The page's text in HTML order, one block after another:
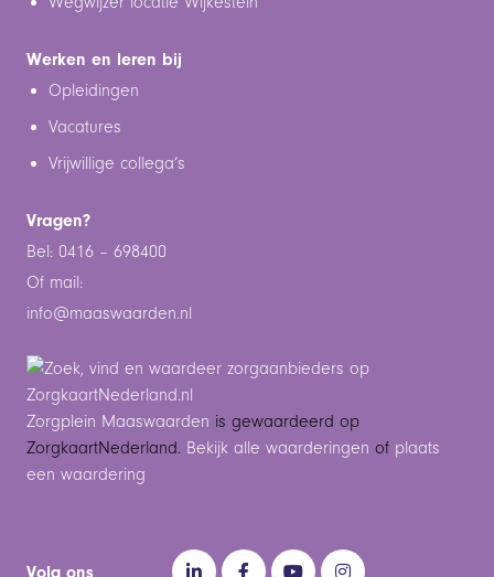
Werken en leren bij
Opleidingen
Vacatures
Vrijwillige collega’s
Vragen?
Bel: 0416 – 698400
Of mail:
info@maaswaarden.nl
Zorgplein Maaswaarden is gewaardeerd op
ZorgkaartNederland. Bekijk alle waarderingen of plaats
een waardering
Volg ons